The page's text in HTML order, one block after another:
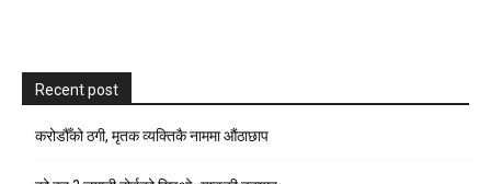
Recent post
करोडौँको ठगी, मृतक व्यक्तिकै नाममा औंठाछाप